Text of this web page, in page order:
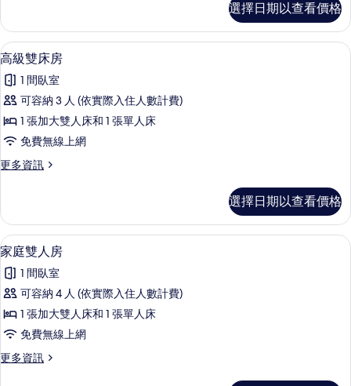
所
有
相
片
雙
人
房
詳
情
選擇日期以查看價格
顯
示
高
級
雙
房
所
有
相
片
羽絨被、書桌、筆電工作空間、免費
4
高級雙床房
1 間臥室
可容納 3 人 (依實際入住人數計費)
1 張加大雙人床和 1 張單人床
免費無線上網
更多資訊
更
雙
床
房
的
詳
情
選擇日期以查看價格
顯
示
家
庭
雙
房
羽絨被、書桌、筆電工作空間、免費
4
家庭雙人房
1 間臥室
可容納 4 人 (依實際入住人數計費)
1 張加大雙人床和 1 張單人床
免費無線上網
更多資訊
更